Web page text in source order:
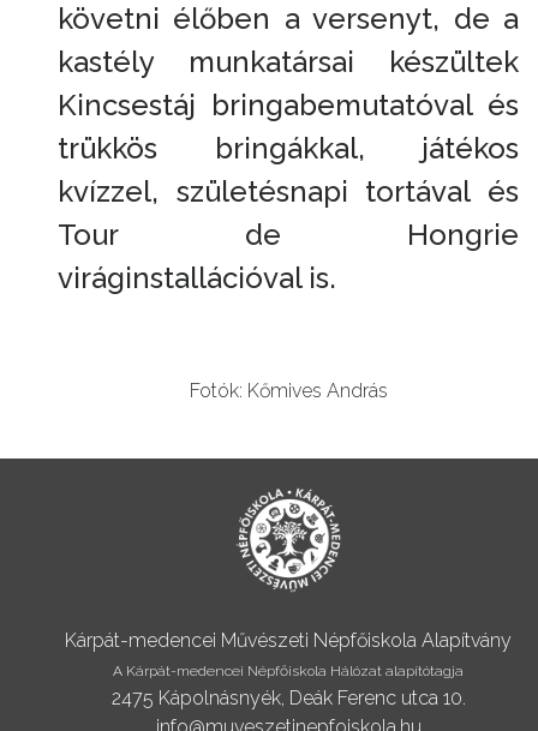
követni élőben a versenyt, de a
kastély munkatársai készültek
Kincsestáj bringabemutatóval és
trükkös bringákkal, játékos
kvízzel, születésnapi tortával és
Tour de Hongrie
viráginstallációval is.
Fotók: Kőmives András
Kárpát-medencei Művészeti Népfőiskola Alapítvány
A Kárpát-medencei Népfőiskola Hálózat alapítótagja
2475 Kápolnásnyék, Deák Ferenc utca 10.